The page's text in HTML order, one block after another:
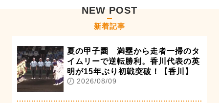
NEW POST
新着記事
夏の甲子園 満塁から走者一掃のタ
イムリーで逆転勝利。香川代表の英
明が15年ぶり初戦突破！【香川】
2026/08/09